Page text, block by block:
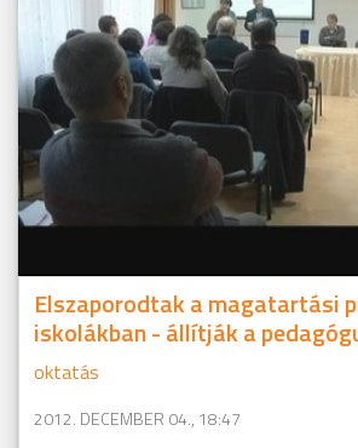
Elszaporodtak a magatartási
iskolákban - állítják a
oktatás
2012. DECEMBER 04., 18:47